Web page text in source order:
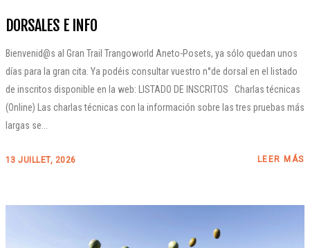
DORSALES E INFO
Bienvenid@s al Gran Trail Trangoworld Aneto-Posets, ya sólo quedan unos
días para la gran cita. Ya podéis consultar vuestro n°de dorsal en el listado
de inscritos disponible en la web: LISTADO DE INSCRITOS Charlas técnicas
(Online) Las charlas técnicas con la información sobre las tres pruebas más
largas se...
13 JUILLET, 2026 LEER MÁS